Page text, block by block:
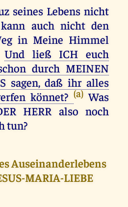
seines Lebens nicht
auch nicht den
in Meine Himmel
Und ließ ICH euch
durch MEINEN
sagen, daß ihr alles
könnet? (a)Was
HERR also noch
tun?
Auseinanderlebens
MARIA-LIEBE